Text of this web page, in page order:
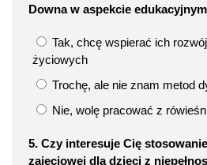
Downa w aspekcie
Tak, chcę wspierać ich
życiowych
Trochę, ale nie znam metod
Nie, wolę pracować z
5. Czy interesuje Cię
zajęciowej dla dzieci z